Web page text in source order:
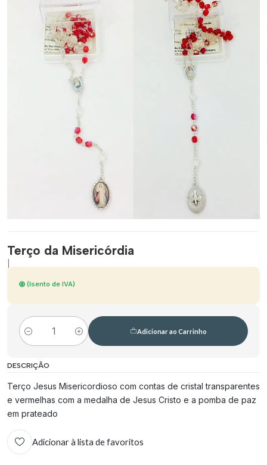
Terço da Misericórdia
(Isento de IVA)
Quantidade
Adicionar ao Carrinho
DESCRIÇÃO
Terço Jesus Misericordioso com contas de cristal transparentes
e vermelhas com a medalha de Jesus Cristo e a pomba de paz
em prateado
Adicionar à lista de favoritos